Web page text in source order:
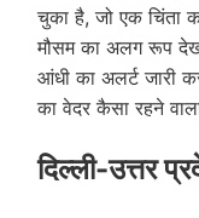
चुका है, जो एक चिंता
मौसम का अलग रूप
आंधी का अलर्ट जारी
का वेदर कैसा रहने
दिल्ली-उत्तर